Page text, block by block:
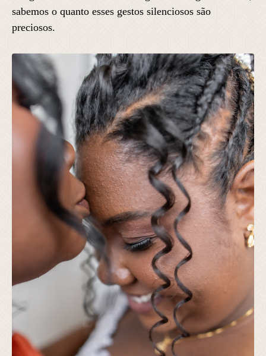
sabemos o quanto esses gestos silenciosos são
preciosos.